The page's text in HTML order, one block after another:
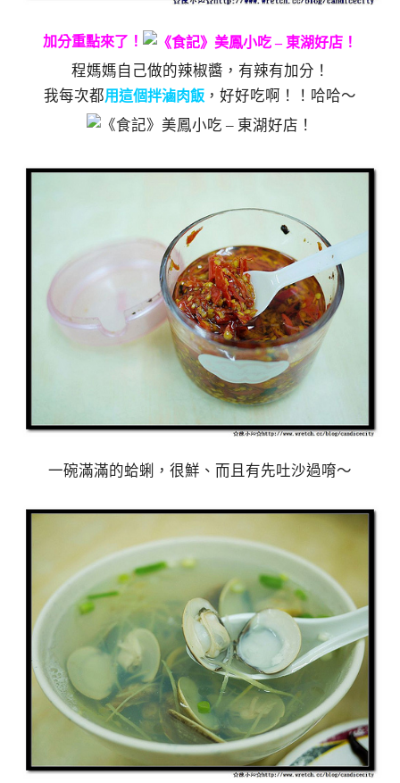
加分重點來了！
程媽媽自己做的辣椒醬，有辣有加分！
我每次都用這個拌滷肉飯 ，好好吃啊！！哈哈～
一碗滿滿的蛤蜊，很鮮、而且有先吐沙過唷～